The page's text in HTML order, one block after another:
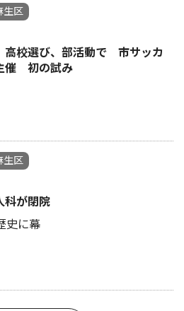
生区
校選び、部活動で 市サッカ
催 初の試み
生区
科が閉院
史に幕